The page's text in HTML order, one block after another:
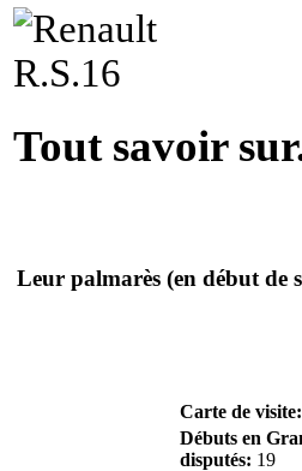
Tout savoir
Leur palmarès (en début de
Carte de visite:
Débuts en
disputés: 19